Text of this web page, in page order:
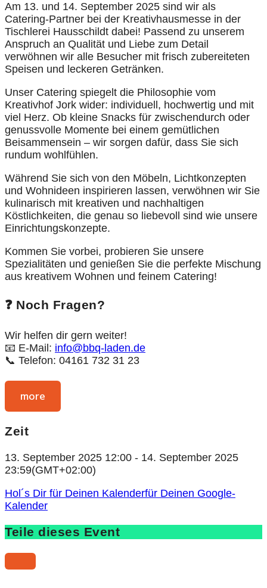
Am 13. und 14. September 2025 sind wir als
Catering-Partner bei der Kreativhausmesse in der
Tischlerei Hausschildt dabei! Passend zu unserem
Anspruch an Qualität und Liebe zum Detail
verwöhnen wir alle Besucher mit frisch zubereiteten
Speisen und leckeren Getränken.
Unser Catering spiegelt die Philosophie vom
Kreativhof Jork wider: individuell, hochwertig und mit
viel Herz. Ob kleine Snacks für zwischendurch oder
genussvolle Momente bei einem gemütlichen
Beisammensein – wir sorgen dafür, dass Sie sich
rundum wohlfühlen.
Während Sie sich von den Möbeln, Lichtkonzepten
und Wohnideen inspirieren lassen, verwöhnen wir Sie
kulinarisch mit kreativen und nachhaltigen
Köstlichkeiten, die genau so liebevoll sind wie unsere
Einrichtungskonzepte.
Kommen Sie vorbei, probieren Sie unsere
Spezialitäten und genießen Sie die perfekte Mischung
aus kreativem Wohnen und feinem Catering!
❓ Noch Fragen?
Wir helfen dir gern weiter!
📧 E-Mail: info@bbq-laden.de
📞 Telefon: 04161 732 31 23
more
Zeit
13. September 2025 12:00 - 14. September 2025
23:59(GMT+02:00)
Hol´s Dir für Deinen Kalenderfür Deinen Google-
Kalender
Teile dieses Event